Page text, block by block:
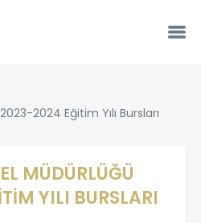
2024 Eğitim Yılı Bursları
MÜDÜRLÜĞÜ
YILI BURSLARI